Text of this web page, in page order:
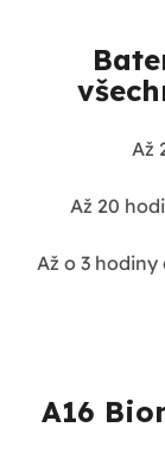
Až
Až 20
Až o 3
A16